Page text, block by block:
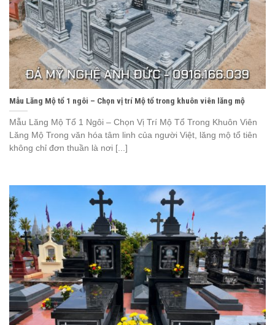
Mẫu Lăng Mộ tổ 1 ngôi – Chọn vị trí Mộ tổ trong khuôn viên lăng mộ
Mẫu Lăng Mộ Tổ 1 Ngôi – Chọn Vị Trí Mộ Tổ Trong Khuôn Viên
Lăng Mộ Trong văn hóa tâm linh của người Việt, lăng mộ tổ tiên
không chỉ đơn thuần là nơi [...]